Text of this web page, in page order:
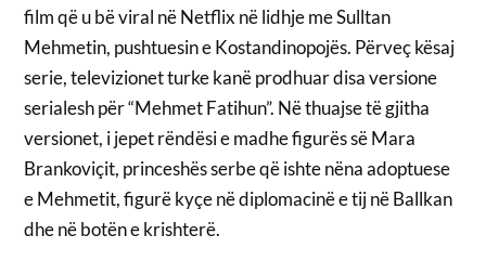
film që u bë viral në Netflix në lidhje me Sulltan
Mehmetin, pushtuesin e Kostandinopojës. Përveç kësaj
serie, televizionet turke kanë prodhuar disa versione
serialesh për “Mehmet Fatihun”. Në thuajse të gjitha
versionet, i jepet rëndësi e madhe figurës së Mara
Brankoviçit, princeshës serbe që ishte nëna adoptuese
e Mehmetit, figurë kyçe në diplomacinë e tij në Ballkan
dhe në botën e krishterë.